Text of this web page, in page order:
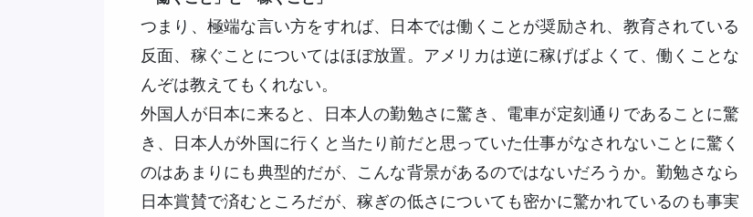
つまり、極端な言い方をすれば、日本では働くことが奨励され、教育されている
反面、稼ぐことについてはほぼ放置。アメリカは逆に稼げばよくて、働くことな
んぞは教えてもくれない。
外国人が日本に来ると、日本人の勤勉さに驚き、電車が定刻通りであることに驚
き、日本人が外国に行くと当たり前だと思っていた仕事がなされないことに驚く
のはあまりにも典型的だが、こんな背景があるのではないだろうか。勤勉さなら
日本賞賛で済むところだが、稼ぎの低さについても密かに驚かれているのも事実